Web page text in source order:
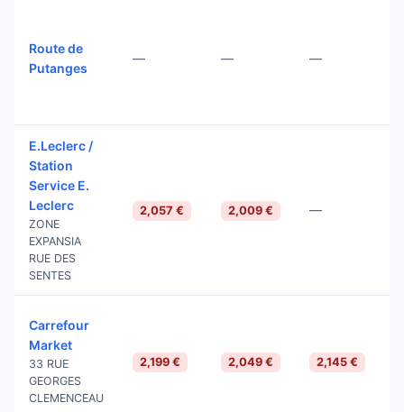
Route de
Putanges
— — —
E.Leclerc /
Station
Service E.
Leclerc
ZONE
EXPANSIA
RUE DES
SENTES
2,057 € 2,009 € —
Carrefour
Market
33 RUE
GEORGES
CLEMENCEAU
2,199 € 2,049 € 2,145 €